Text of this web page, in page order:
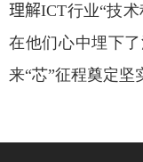
理解ICT行业“技
在他们心中埋下
来“芯”征程奠定坚